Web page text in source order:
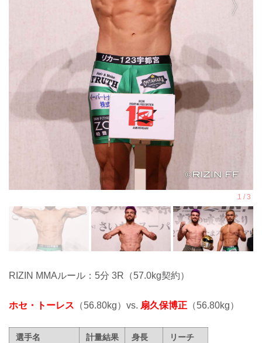
RIZIN MMAルール：5分 3R（57.0kg契約）
ホセ・トーレス （56.80kg）vs. 扇久保博正 （56.80kg）
選手名 計量結果 身長
リーチ